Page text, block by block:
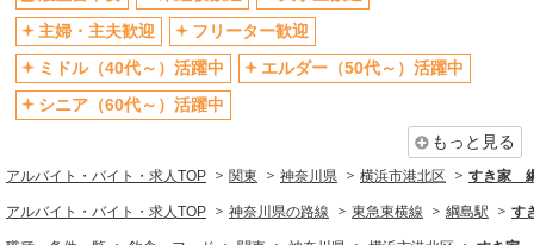
同じ特徴から求人を探す
未経験歓迎
大学生歓迎
ミドル（40代～）活躍中
主婦・主夫歓迎
フリーター歓迎
ミドル（40代～）活躍中
エルダー（50代～）活躍中
シニア（60代～）活躍中
もっと見る
アルバイト・バイト・求人TOP 関東 神奈川県 横浜市港北区 すき家
アルバイト・バイト・求人TOP 神奈川県の路線 東急東横線 綱島駅 す